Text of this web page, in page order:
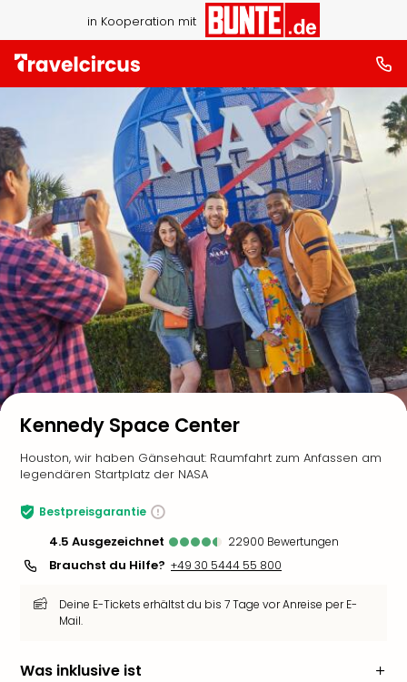
in Kooperation mit
Kennedy Space Center
Houston, wir haben Gänsehaut: Raumfahrt zum Anfassen am
legendären Startplatz der NASA
Bestpreisgarantie
4.5 ausgezeichnet 22900 Bewertungen
Brauchst du Hilfe? +49 30 5444 55 800
Deine E-Tickets erhältst du bis 7 Tage vor Anreise per E-
Mail.
Was inklusive ist